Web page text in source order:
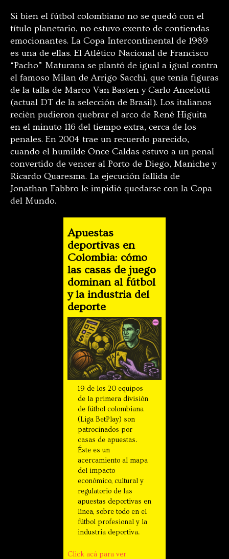
Si bien el fútbol colombiano no se quedó con el
título planetario, no estuvo exento de contiendas
emocionantes. La Copa Intercontinental de 1989
es una de ellas. El Atlético Nacional de Francisco
“Pacho” Maturana se plantó de igual a igual contra
el famoso Milan de Arrigo Sacchi, que tenía figuras
de la talla de Marco Van Basten y Carlo Ancelotti
(actual DT de la selección de Brasil). Los italianos
recién pudieron quebrar el arco de René Higuita
en el minuto 116 del tiempo extra, cerca de los
penales. En 2004 trae un recuerdo parecido,
cuando el humilde Once Caldas estuvo a un penal
convertido de vencer al Porto de Diego, Maniche y
Ricardo Quaresma. La ejecución fallida de
Jonathan Fabbro le impidió quedarse con la Copa
del Mundo.
Apuestas
deportivas en
Colombia: cómo
las casas de juego
dominan al fútbol
y la industria del
deporte
19 de los 20 equipos
de la primera división
de fútbol colombiana
(Liga BetPlay) son
patrocinados por
casas de apuestas.
Éste es un
acercamiento al mapa
del impacto
económico, cultural y
regulatorio de las
apuestas deportivas en
línea, sobre todo en el
fútbol profesional y la
industria deportiva.
Click acá para ver